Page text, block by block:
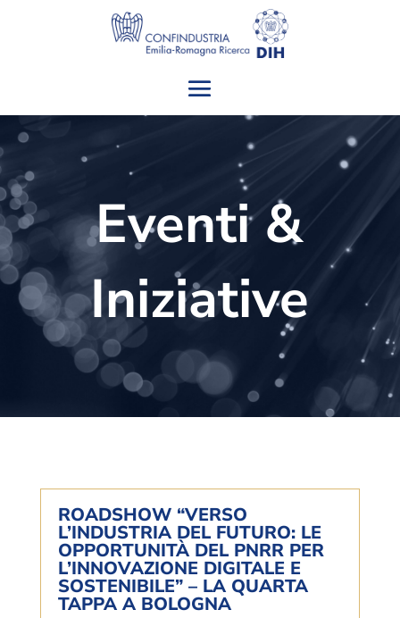
Eventi &
Iniziative
ROADSHOW “VERSO
L’INDUSTRIA DEL FUTURO: LE
OPPORTUNITÀ DEL PNRR PER
L’INNOVAZIONE DIGITALE E
SOSTENIBILE” – LA QUARTA
TAPPA A BOLOGNA